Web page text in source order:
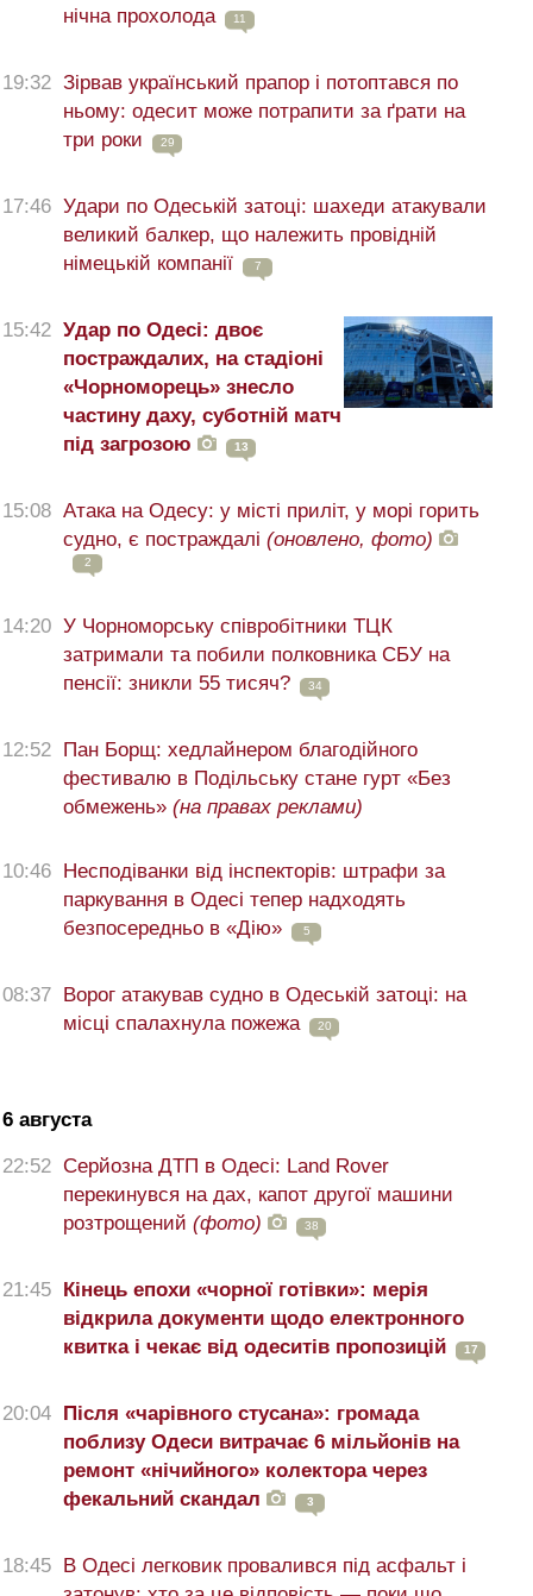
нічна прохолода
11
19:32 Зірвав український прапор і потоптався по
ньому: одесит може потрапити за ґрати на
три роки
29
17:46 Удари по Одеській затоці: шахеди атакували
великий балкер, що належить провідній
німецькій компанії
7
15:42 Удар по Одесі: двоє
постраждалих, на стадіоні
«Чорноморець» знесло
частину даху, суботній матч
під загрозою
13
15:08 Атака на Одесу: у місті приліт, у морі горить
судно, є постраждалі (оновлено, фото)
2
14:20 У Чорноморську співробітники ТЦК
затримали та побили полковника СБУ на
пенсії: зникли 55 тисяч?
34
12:52 Пан Борщ: хедлайнером благодійного
фестивалю в Подільську стане гурт «Без
обмежень» (на правах реклами)
10:46 Несподіванки від інспекторів: штрафи за
паркування в Одесі тепер надходять
безпосередньо в «Дію»
5
08:37 Ворог атакував судно в Одеській затоці: на
місці спалахнула пожежа
20
6 августа
22:52 Серйозна ДТП в Одесі: Land Rover
перекинувся на дах, капот другої машини
розтрощений (фото) 38
21:45 Кінець епохи «чорної готівки»: мерія
відкрила документи щодо електронного
квитка і чекає від одеситів пропозицій
17
20:04 Після «чарівного стусана»: громада
поблизу Одеси витрачає 6 мільйонів на
ремонт «нічийного» колектора через
фекальний скандал
3
18:45 В Одесі легковик провалився під асфальт і